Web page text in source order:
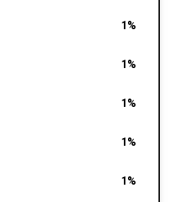
1%
1%
1%
1%
1%